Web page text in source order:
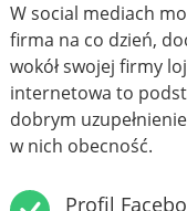
W social mediach
firma na co dzień,
wokół swojej firmy
internetowa to
dobrym
w nich obecność.
Profil